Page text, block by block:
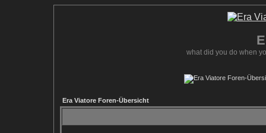
what did you do when
Era Viatore Foren-Übersicht